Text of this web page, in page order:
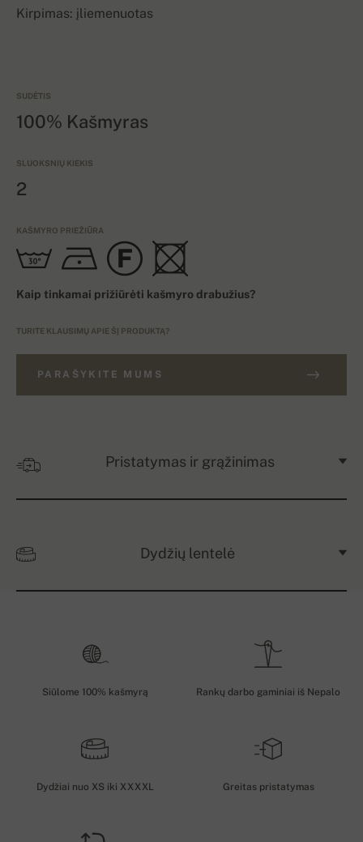
Kirpimas: įliemenuotas
SUDĖTIS
100% Kašmyras
SLUOKSNIŲ KIEKIS
2
KAŠMYRO PRIEŽIŪRA
Kaip tinkamai prižiūrėti kašmyro drabužius?
TURITE KLAUSIMŲ APIE ŠĮ PRODUKTĄ?
PARAŠYKITE MUMS
Pristatymas ir grąžinimas
Dydžių lentelė
Siūlome 100% kašmyrą Rankų darbo gaminiai iš Nepalo
Dydžiai nuo XS iki XXXXL Greitas pristatymas